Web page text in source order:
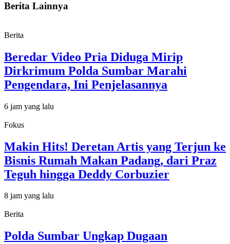
Berita Lainnya
Berita
Beredar Video Pria Diduga Mirip
Dirkrimum Polda Sumbar Marahi
Pengendara, Ini Penjelasannya
6 jam yang lalu
Fokus
Makin Hits! Deretan Artis yang Terjun ke
Bisnis Rumah Makan Padang, dari Praz
Teguh hingga Deddy Corbuzier
8 jam yang lalu
Berita
Polda Sumbar Ungkap Dugaan